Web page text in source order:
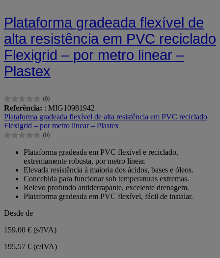
Plataforma gradeada flexível de
alta resistência em PVC reciclado
Flexigrid – por metro linear –
Plastex
(0)
0.0
em
5
estrelas.
Referência: : MIG10981942
Plataforma gradeada flexível de alta resistência em PVC reciclado
Flexigrid – por metro linear – Plastex
(0)
0.0
estrelas.
Plataforma gradeada em PVC flexível e reciclado,
extremamente robusta, por metro linear.
Elevada resistência à maioria dos ácidos, bases e óleos.
Concebida para funcionar sob temperaturas extremas.
Relevo profundo antiderrapante, excelente drenagem.
Plataforma gradeada em PVC flexível, fácil de instalar.
Desde de
159,00 € (s/IVA)
195,57 € (c/IVA)